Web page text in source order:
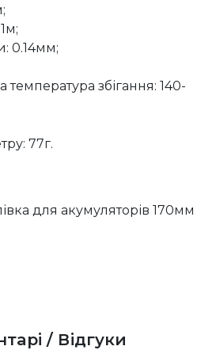
0.14мм;
збігання: 140-
77г.
для акумуляторів 170мм
/ Відгуки